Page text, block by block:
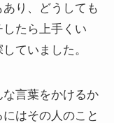
り、どうしても
したら上手くい
ていました。
言葉をかけるか
はその人のこと